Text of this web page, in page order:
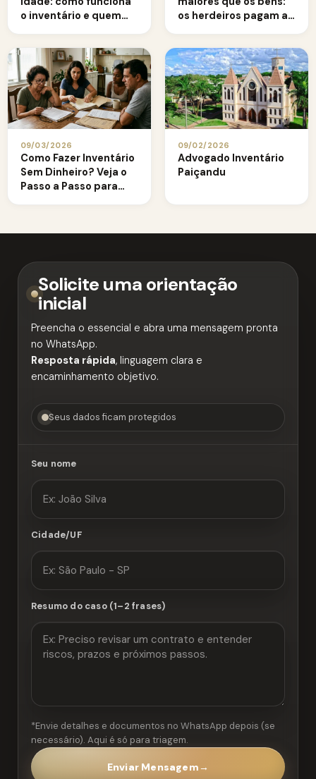
o inventário e quem
os herdeiros pagam a
09/03/2026
Como Fazer Inventário
Sem Dinheiro? Veja o
Passo a Passo para
09/02/2026
Advogado Inventário
Paiçandu
Solicite uma orientação
inicial
Preencha o essencial e abra uma mensagem pronta
no WhatsApp.
Resposta rápida, linguagem clara e
encaminhamento objetivo.
Seus dados ficam protegidos
Seu nome
Cidade/UF
Resumo do caso (1–2 frases)
*Envie detalhes e documentos no WhatsApp depois (se
necessário). Aqui é só para triagem.
Enviar Mensagem →